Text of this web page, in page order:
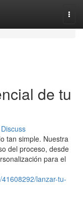
de tu
Discuss
tan simple. Nuestra
del proceso, desde
para el
lanzar-tu-